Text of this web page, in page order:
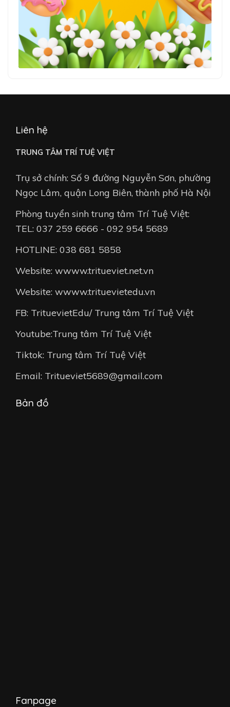
Liên hệ
TRUNG TÂM TRÍ TUỆ VIỆT
Trụ sở chính: Số 9 đường Nguyễn Sơn, phường
Ngọc Lâm, quận Long Biên, thành phố Hà Nội
Phòng tuyển sinh trung tâm Trí Tuệ Việt:
TEL: 037 259 6666 - 092 954 5689
HOTLINE: 038 681 5858
Website: wwww.tritueviet.net.vn
Website: wwww.trituevietedu.vn
FB: TrituevietEdu/ Trung tâm Trí Tuệ Việt
Youtube:Trung tâm Trí Tuệ Việt
Tiktok: Trung tâm Trí Tuệ Việt
Email: Tritueviet5689@gmail.com
Bản đồ
Fanpage